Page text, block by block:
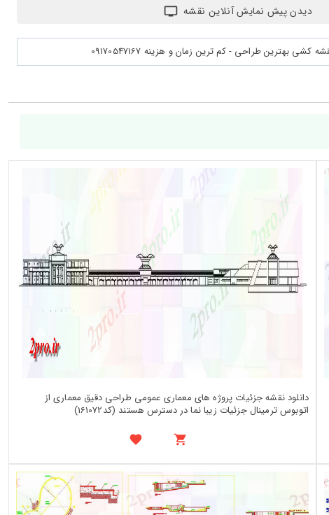
دیدن پیش نمایش آنلاین نقشه
بهترین طراحی - کم ترین زمان و هزینه 09170547167
دانلود نقشه جزئیات پروژه های معماری عمومی طراحی دقیق معماری از
اتوبوس ترمینال جزئیات زیبا نما در دسترس هستند (کد161072)